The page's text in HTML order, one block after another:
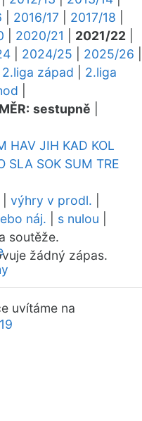
2016/17 2017/18
2020/21 2021/22
2024/25 2025/26
2.liga západ
2.liga
sestupně
HAV JIH KAD KOL
SLA SOK SUM TRE
výhry v prodl.
náj. s nulou
soutěže.
žádný zápas.
uvítáme na